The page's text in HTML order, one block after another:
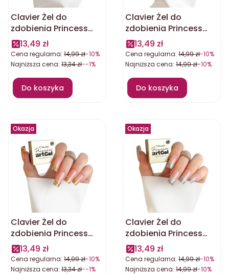
Clavier Żel do
zdobienia Princess
artGel Ariel 5g
13,49 zł
Cena regularna: 14,99 zł-10%
Najniższa cena: 13,34 zł--1%
Do koszyka
Clavier Żel do
zdobienia Princess
artGel Aurora 5g
13,49 zł
Cena regularna: 14,99 zł-10%
Najniższa cena: 14,99 zł-10%
Do koszyka
Okazja
Clavier Żel do
zdobienia Princess
artGel Bella 5g
13,49 zł
Cena regularna: 14,99 zł-10%
Najniższa cena: 13,34 zł--1%
Okazja
Clavier Żel do
zdobienia Princess
artGel Cinderella 5g
13,49 zł
Cena regularna: 14,99 zł-10%
Najniższa cena: 14,99 zł-10%